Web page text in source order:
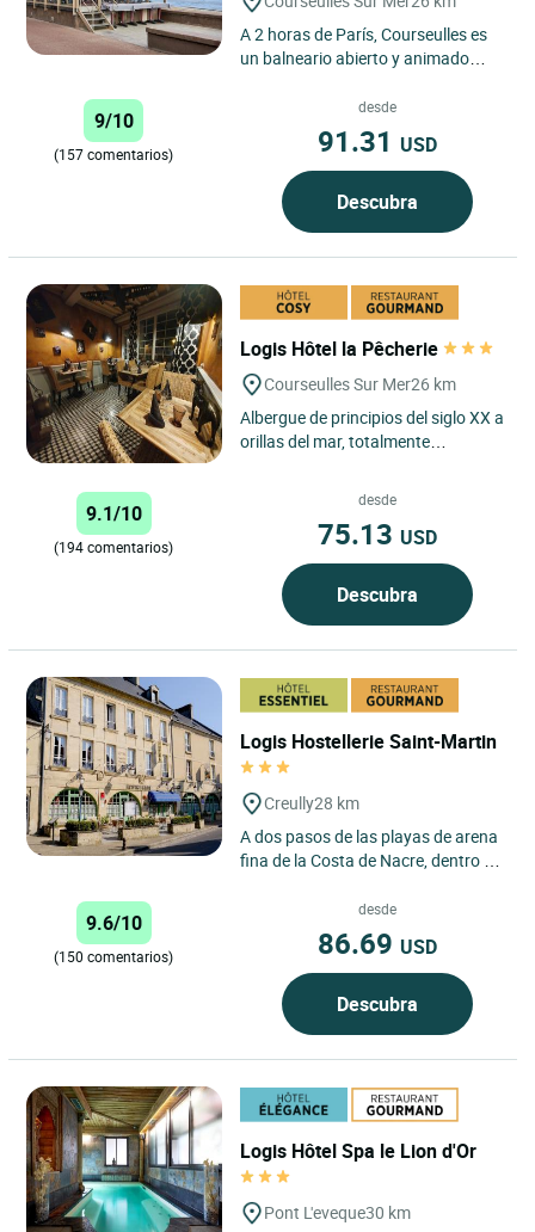
A 2 horas de París, Courseulles es
un balneario abierto y animado
zona de las Playas...
9/10
(157 comentarios)
desde
91.31 USD
Descubra
Logis Hôtel la Pêcherie
Courseulles Sur Mer26 km
Albergue de principios del siglo XX a
orillas del mar, totalmente
con vigas de madera de...
9.1/10
(194 comentarios)
desde
75.13 USD
Descubra
Logis Hostellerie Saint-Martin
Creully28 km
A dos pasos de las playas de arena
fina de la Costa de Nacre, dentro de
hostal “Saint-Martin"...
9.6/10
(150 comentarios)
desde
86.69 USD
Descubra
Logis Hôtel Spa le Lion d'Or
Pont L'eveque30 km